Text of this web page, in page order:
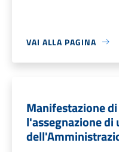
VAI ALLA PAGINA
Manifestazione
l'assegnazione